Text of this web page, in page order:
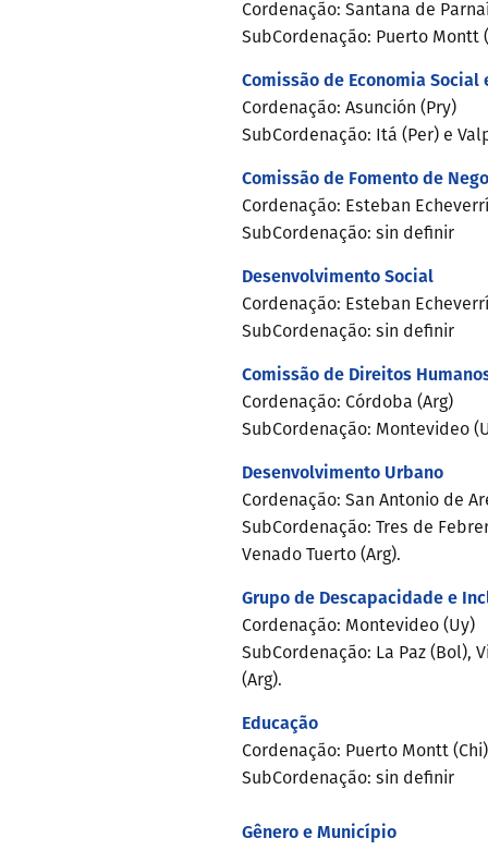
Cordenação: Santana de
SubCordenação: Puerto Montt
Comissão de Economia
Cordenação: Asunción (Pry)
SubCordenação: Itá (Per) e
Comissão de Fomento de
Cordenação: Esteban
SubCordenação: sin definir
Desenvolvimento Social
Cordenação: Esteban
SubCordenação: sin definir
Comissão de Direitos
Cordenação: Córdoba (Arg)
SubCordenação: Montevideo
Desenvolvimento Urbano
Cordenação: San Antonio de
SubCordenação: Tres de
Venado Tuerto (Arg).
Grupo de Descapacidade e
Cordenação: Montevideo (Uy)
SubCordenação: La Paz (Bol),
(Arg).
Educação
Cordenação: Puerto Montt (Chi)
SubCordenação: sin definir
Gênero e Município